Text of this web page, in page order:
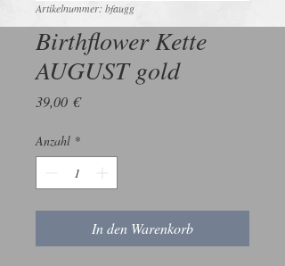
Artikelnummer: bfaugg
Birthflower Kette
AUGUST gold
39,00 €Preis
Anzahl *
In den Warenkorb